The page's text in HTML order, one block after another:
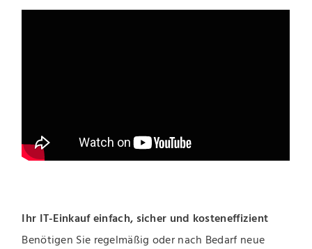
Ihr IT-Einkauf einfach, sicher und kosteneffizient
Benötigen Sie regelmäßig oder nach Bedarf neue